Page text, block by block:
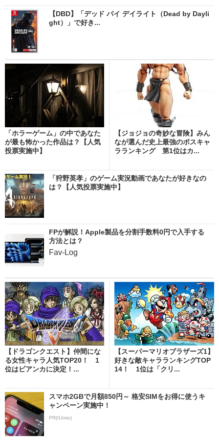
【DBD】「デッド バイ デイライト（Dead by Dayli
ght）」で好き...
「ホラーゲーム」の中であなた
が最も怖かった作品は？【人気
投票実施中】
【ジョジョの奇妙な冒険】みん
なが選んだ史上最強のボスキャ
ラランキング 第1位はカ...
「狩野英孝」のゲーム実況動画であなたが好きなの
は？【人気投票実施中】
FPが解説！Apple製品を分割手数料0円で入手する
方法とは？
Fav-Log
【ドラゴンクエスト】仲間にな
る女性キャラ人気TOP20！ 1
位はビアンカに決定！...
【スーパーマリオブラザーズ1】
好きな敵キャラランキングTOP
14！ 1位は「クリ...
スマホ2GBで月額850円～ 格安SIMをお得に使うキ
ャンペーン実施中！
PR(IIJmio)